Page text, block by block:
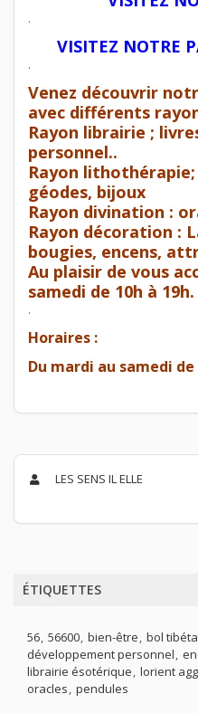
.
VISITEZ NOTRE
.
Venez découvrir
avec différents
Rayon librairie ;
personnel..
Rayon
géodes, bijoux
Rayon divination :
Rayon décoration :
bougies, encens,
Au plaisir de vous
samedi de 10h à 19h.
.
Horaires :
Du mardi au samedi de
LES SENS IL ELLE
ÉTIQUETTES
56 56600 bien-être bol
développement personnel
librairie ésotérique lorient
oracles pendules